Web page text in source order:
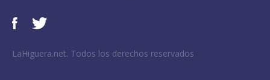
LaHiguera.net. Todos los derechos reservados